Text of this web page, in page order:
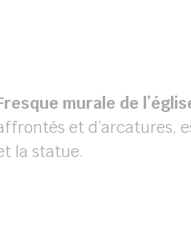
murale de
et d’arcatures,
la statue.